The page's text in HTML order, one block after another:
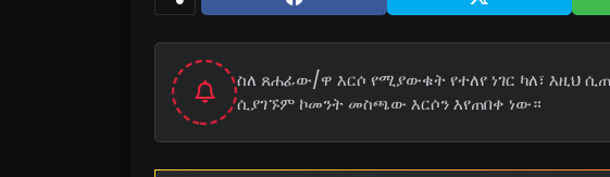
ስለ ጸሐፊው/ዋ እርሶ የሚያውቁት የተለየ ነገር ካለ፣ እዚህ
ሲያገኙም ኮመንት መስጫው እርሶን እየጠበቀ ነው።